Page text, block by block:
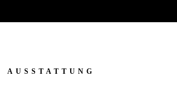
AUSSTATTUNG